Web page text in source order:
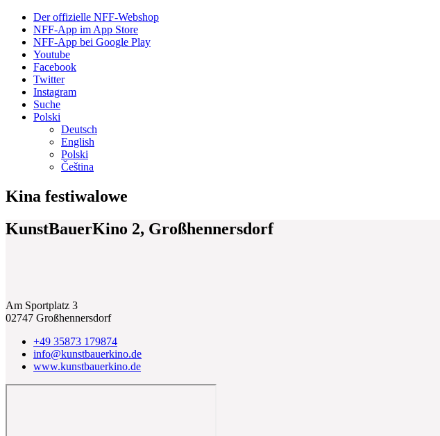
Der offizielle NFF-Webshop
NFF-App im App Store
NFF-App bei Google Play
Youtube
Facebook
Twitter
Instagram
Suche
Polski
Deutsch
English
Polski
Čeština
Kina festiwalowe
KunstBauerKino 2, Großhennersdorf
Am Sportplatz 3
02747 Großhennersdorf
+49 35873 179874
info@kunstbauerkino.de
www.kunstbauerkino.de